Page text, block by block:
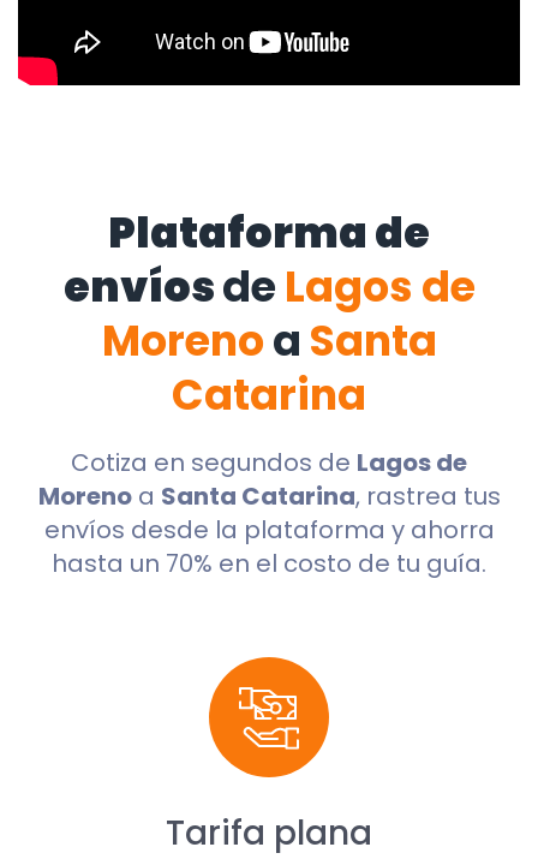
Plataforma de
envíosde Lagos de
Morenoa Santa
Catarina
Cotiza en segundos de Lagos de
Morenoa Santa Catarina, rastrea tus
envíos desde la plataforma y ahorra
hasta un 70% en el costo de tu guía.
Tarifa plana